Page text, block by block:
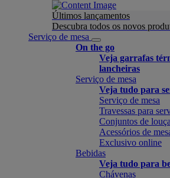
Últimos lançamentos
Descubra todos os novos
Serviço de mesa
On the go
Veja garrafas
lancheiras
Serviço de mesa
Veja tudo para
Serviço de mesa
Travessas para
Conjuntos de
Acessórios de
Exclusivo online
Bebidas
Veja tudo para
Chávenas